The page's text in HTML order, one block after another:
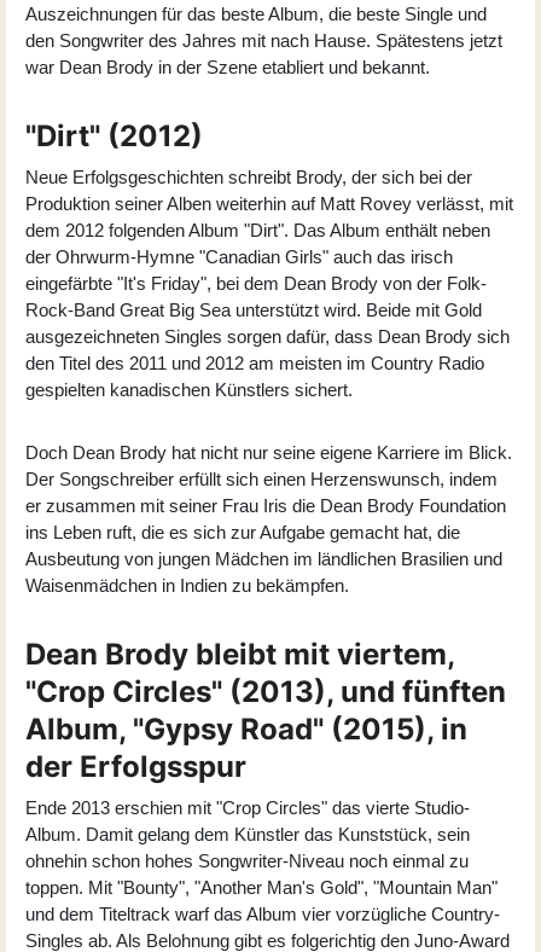
Auszeichnungen für das beste Album, die beste Single und
den Songwriter des Jahres mit nach Hause. Spätestens jetzt
war Dean Brody in der Szene etabliert und bekannt.
"Dirt" (2012)
Neue Erfolgsgeschichten schreibt Brody, der sich bei der
Produktion seiner Alben weiterhin auf Matt Rovey verlässt, mit
dem 2012 folgenden Album "Dirt". Das Album enthält neben
der Ohrwurm-Hymne "Canadian Girls" auch das irisch
eingefärbte "It's Friday", bei dem Dean Brody von der Folk-
Rock-Band Great Big Sea unterstützt wird. Beide mit Gold
ausgezeichneten Singles sorgen dafür, dass Dean Brody sich
den Titel des 2011 und 2012 am meisten im Country Radio
gespielten kanadischen Künstlers sichert.
Doch Dean Brody hat nicht nur seine eigene Karriere im Blick.
Der Songschreiber erfüllt sich einen Herzenswunsch, indem
er zusammen mit seiner Frau Iris die Dean Brody Foundation
ins Leben ruft, die es sich zur Aufgabe gemacht hat, die
Ausbeutung von jungen Mädchen im ländlichen Brasilien und
Waisenmädchen in Indien zu bekämpfen.
Dean Brody bleibt mit viertem,
"Crop Circles" (2013), und fünften
Album, "Gypsy Road" (2015), in
der Erfolgsspur
Ende 2013 erschien mit "Crop Circles" das vierte Studio-
Album. Damit gelang dem Künstler das Kunststück, sein
ohnehin schon hohes Songwriter-Niveau noch einmal zu
toppen. Mit "Bounty", "Another Man's Gold", "Mountain Man"
und dem Titeltrack warf das Album vier vorzügliche Country-
Singles ab. Als Belohnung gibt es folgerichtig den Juno-Award